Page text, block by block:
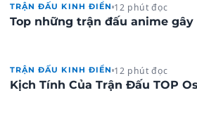
TRẬN ĐẤU KINH ĐIỂN 12 phút đọc
Top những trận đấu anime
TRẬN ĐẤU KINH ĐIỂN 12 phút đọc
Kịch Tính Của Trận Đấu TOP